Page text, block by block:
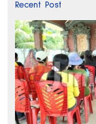
Recent Post